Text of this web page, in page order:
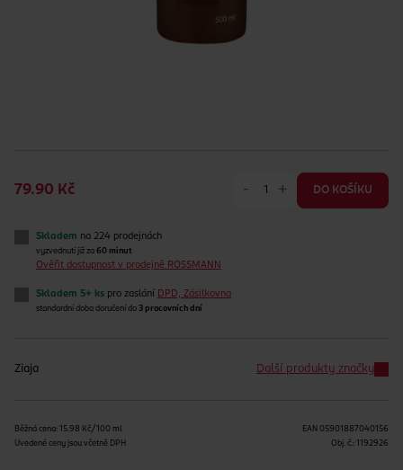
79.90 Kč - + DO KOŠÍKU
Skladem na 224 prodejnách
vyzvednutí již za 60 minut
Ověřit dostupnost v prodejně ROSSMANN
Skladem 5+ ks pro zaslání DPD, Zásilkovna
standardní doba doručení do 3 pracovních dní
Ziaja Další produkty značky
Běžná cena: 15.98 Kč/100 ml
Uvedené ceny jsou včetně DPH
EAN 05901887040156
Obj. č.: 1192926